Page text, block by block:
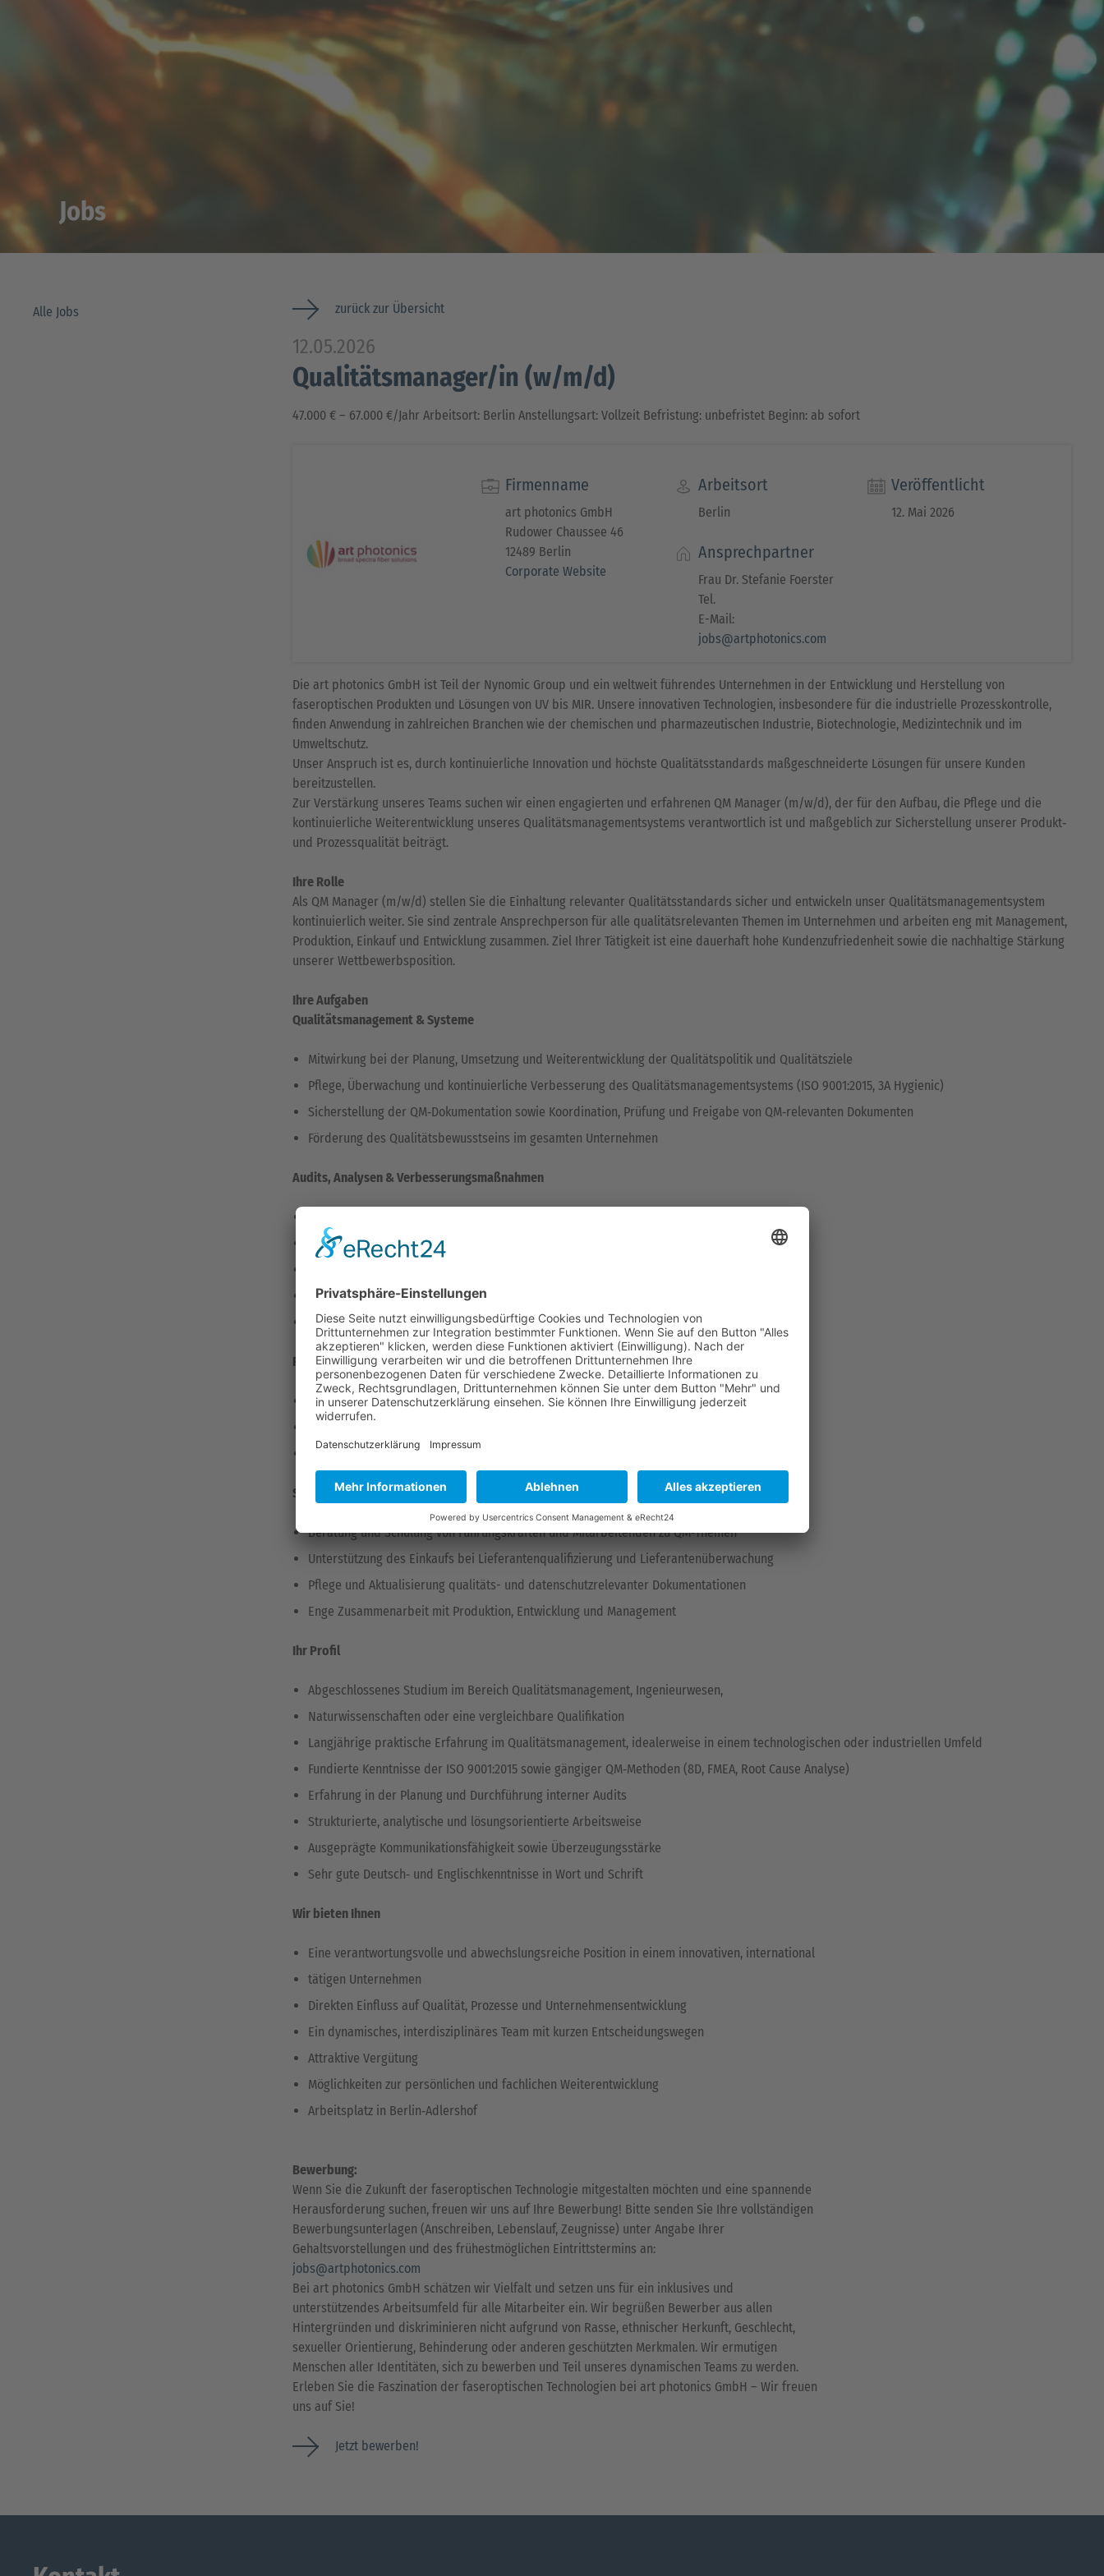
Jobs
Alle Jobs zurück zur Übersicht
12.05.2026
Qualitätsmanager/in (w/m/d)
47.000 € – 67.000 €/Jahr Arbeitsort: Berlin Anstellungsart: Vollzeit Befristung: unbefristet Beginn: ab sofort
Firmenname
art photonics GmbH
Rudower Chaussee 46
12489 Berlin
Corporate Website
Arbeitsort
Berlin
Ansprechpartner
Frau Dr. Stefanie Foerster
Tel.
E-Mail:
jobs@artphotonics.com
Veröffentlicht
12. Mai 2026
Die art photonics GmbH ist Teil der Nynomic Group und ein weltweit führendes Unternehmen in der Entwicklung und Herstellung von
faseroptischen Produkten und Lösungen von UV bis MIR. Unsere innovativen Technologien, insbesondere für die industrielle Prozesskontrolle,
finden Anwendung in zahlreichen Branchen wie der chemischen und pharmazeutischen Industrie, Biotechnologie, Medizintechnik und im
Umweltschutz.
Unser Anspruch ist es, durch kontinuierliche Innovation und höchste Qualitätsstandards maßgeschneiderte Lösungen für unsere Kunden
bereitzustellen.
Zur Verstärkung unseres Teams suchen wir einen engagierten und erfahrenen QM Manager (m/w/d), der für den Aufbau, die Pflege und die
kontinuierliche Weiterentwicklung unseres Qualitätsmanagementsystems verantwortlich ist und maßgeblich zur Sicherstellung unserer Produkt‑
und Prozessqualität beiträgt.
Ihre Rolle
Als QM Manager (m/w/d) stellen Sie die Einhaltung relevanter Qualitätsstandards sicher und entwickeln unser Qualitätsmanagementsystem
kontinuierlich weiter. Sie sind zentrale Ansprechperson für alle qualitätsrelevanten Themen im Unternehmen und arbeiten eng mit Management,
Produktion, Einkauf und Entwicklung zusammen. Ziel Ihrer Tätigkeit ist eine dauerhaft hohe Kundenzufriedenheit sowie die nachhaltige Stärkung
unserer Wettbewerbsposition.
Ihre Aufgaben
Qualitätsmanagement & Systeme
Mitwirkung bei der Planung, Umsetzung und Weiterentwicklung der Qualitätspolitik und Qualitätsziele
Pflege, Überwachung und kontinuierliche Verbesserung des Qualitätsmanagementsystems (ISO 9001:2015, 3A Hygienic)
Sicherstellung der QM‑Dokumentation sowie Koordination, Prüfung und Freigabe von QM‑relevanten Dokumenten
Förderung des Qualitätsbewusstseins im gesamten Unternehmen
Audits, Analysen & Verbesserungsmaßnahmen
Überwachung und Nachverfolgung von Korrektur‑ und Vorbeugemaßnahmen
Verbesserungsmaßnahmen
Auswertung von Prüf- und Kundenfeedback zur kontinuierlichen Optimierung
Reklamationsmanagement & Methodenkompetenz
Bearbeitung von Kundenreklamationen inklusive Root‑Cause‑Analysen
Sicherstellung einer strukturierten und lösungsorientierten Kommunikation mit Kunden
Schnittstellen & Unterstützung
Beratung und Schulung von Führungskräften und Mitarbeitenden zu QM‑Themen
Unterstützung des Einkaufs bei Lieferantenqualifizierung und Lieferantenüberwachung
Pflege und Aktualisierung qualitäts- und datenschutzrelevanter Dokumentationen
Enge Zusammenarbeit mit Produktion, Entwicklung und Management
Ihr Profil
Abgeschlossenes Studium im Bereich Qualitätsmanagement, Ingenieurwesen,
Naturwissenschaften oder eine vergleichbare Qualifikation
Langjährige praktische Erfahrung im Qualitätsmanagement, idealerweise in einem technologischen oder industriellen Umfeld
Fundierte Kenntnisse der ISO 9001:2015 sowie gängiger QM‑Methoden (8D, FMEA, Root Cause Analyse)
Erfahrung in der Planung und Durchführung interner Audits
Strukturierte, analytische und lösungsorientierte Arbeitsweise
Ausgeprägte Kommunikationsfähigkeit sowie Überzeugungsstärke
Sehr gute Deutsch‑ und Englischkenntnisse in Wort und Schrift
Wir bieten Ihnen
Eine verantwortungsvolle und abwechslungsreiche Position in einem innovativen, international
tätigen Unternehmen
Direkten Einfluss auf Qualität, Prozesse und Unternehmensentwicklung
Ein dynamisches, interdisziplinäres Team mit kurzen Entscheidungswegen
Attraktive Vergütung
Möglichkeiten zur persönlichen und fachlichen Weiterentwicklung
Arbeitsplatz in Berlin‑Adlershof
Bewerbung:
Wenn Sie die Zukunft der faseroptischen Technologie mitgestalten möchten und eine spannende
Herausforderung suchen, freuen wir uns auf Ihre Bewerbung! Bitte senden Sie Ihre vollständigen
Bewerbungsunterlagen (Anschreiben, Lebenslauf, Zeugnisse) unter Angabe Ihrer
Gehaltsvorstellungen und des frühestmöglichen Eintrittstermins an:
jobs@artphotonics.com
Bei art photonics GmbH schätzen wir Vielfalt und setzen uns für ein inklusives und
unterstützendes Arbeitsumfeld für alle Mitarbeiter ein. Wir begrüßen Bewerber aus allen
Hintergründen und diskriminieren nicht aufgrund von Rasse, ethnischer Herkunft, Geschlecht,
sexueller Orientierung, Behinderung oder anderen geschützten Merkmalen. Wir ermutigen
Menschen aller Identitäten, sich zu bewerben und Teil unseres dynamischen Teams zu werden.
Erleben Sie die Faszination der faseroptischen Technologien bei art photonics GmbH – Wir freuen
uns auf Sie!
Jetzt bewerben!